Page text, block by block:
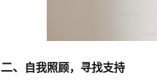
二、 自我照顾，寻找支持